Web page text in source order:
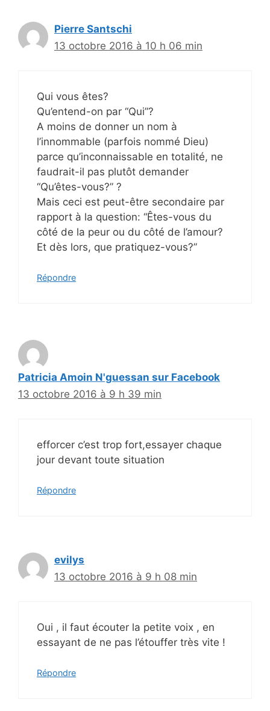
Pierre Santschi
13 octobre 2016 à 10 h 06 min
Qui vous êtes?
Qu’entend-on par “Qui”?
A moins de donner un nom à
l’innommable (parfois nommé Dieu)
parce qu’inconnaissable en totalité, ne
faudrait-il pas plutôt demander
“Qu’êtes-vous?” ?
Mais ceci est peut-être secondaire par
rapport à la question: “Êtes-vous du
côté de la peur ou du côté de l’amour?
Et dès lors, que pratiquez-vous?”
Répondre
Patricia Amoin N'guessan sur Facebook
13 octobre 2016 à 9 h 39 min
efforcer c’est trop fort,essayer chaque
jour devant toute situation
Répondre
evilys
13 octobre 2016 à 9 h 08 min
Oui , il faut écouter la petite voix , en
essayant de ne pas l’étouffer très vite !
Répondre